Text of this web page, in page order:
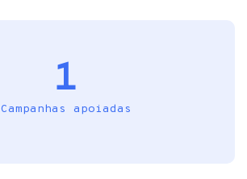
1
Campanhas apoiadas